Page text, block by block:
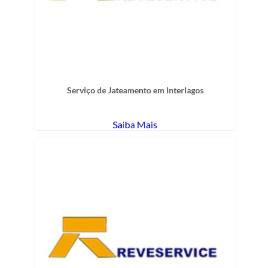
Serviço de Jateamento em Interlagos
Saiba Mais